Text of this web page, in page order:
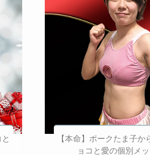
【本命】ポークたま子
ョコと愛の個別メ